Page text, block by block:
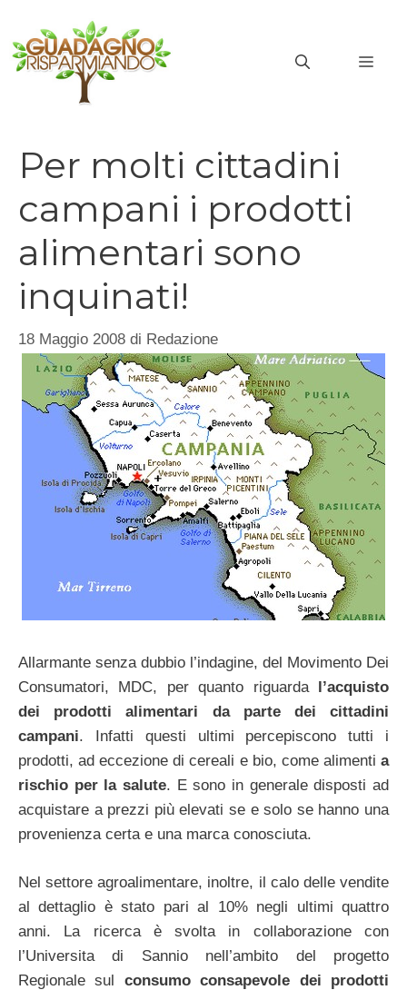
contenuto
Per molti cittadini
campani i prodotti
alimentari sono
inquinati!
18 Maggio 2008 di Redazione
Allarmante senza dubbio l’indagine, del Movimento Dei
Consumatori, MDC, per quanto riguarda l’acquisto
dei prodotti alimentari da parte dei cittadini
campani. Infatti questi ultimi percepiscono tutti i
prodotti, ad eccezione di cereali e bio, come alimenti a
rischio per la salute. E sono in generale disposti ad
acquistare a prezzi più elevati se e solo se hanno una
provenienza certa e una marca conosciuta.
Nel settore agroalimentare, inoltre, il calo delle vendite
al dettaglio è stato pari al 10% negli ultimi quattro
anni. La ricerca è svolta in collaborazione con
l’Universita di Sannio nell’ambito del progetto
Regionale sul consumo consapevole dei prodotti